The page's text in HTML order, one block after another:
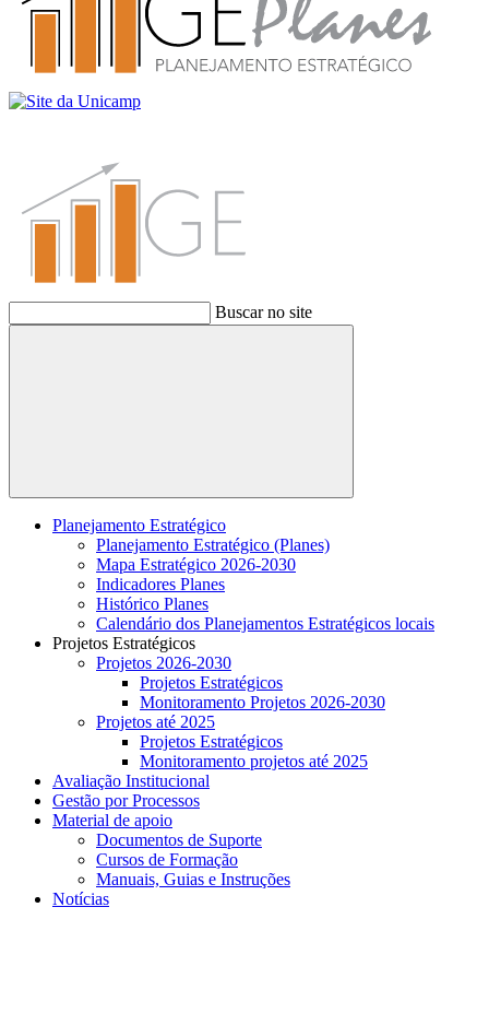
Buscar no site
Buscar
Planejamento Estratégico
Planejamento Estratégico (Planes)
Mapa Estratégico 2026-2030
Indicadores Planes
Histórico Planes
Calendário dos Planejamentos Estratégicos locais
Projetos Estratégicos
Projetos 2026-2030
Projetos Estratégicos
Monitoramento Projetos 2026-2030
Projetos até 2025
Projetos Estratégicos
Monitoramento projetos até 2025
Avaliação Institucional
Gestão por Processos
Material de apoio
Documentos de Suporte
Cursos de Formação
Manuais, Guias e Instruções
Notícias